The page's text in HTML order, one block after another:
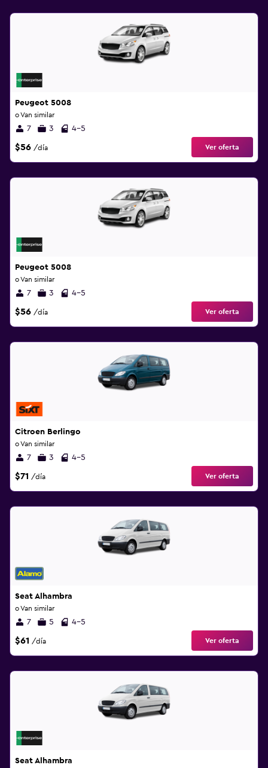
Peugeot 5008
o Van similar
7 3 4-5
$56 /día Ver oferta
Peugeot 5008
o Van similar
7 3 4-5
$56 /día Ver oferta
Citroen Berlingo
o Van similar
7 3 4-5
$71 /día Ver oferta
Seat Alhambra
o Van similar
7 5 4-5
$61 /día Ver oferta
Seat Alhambra